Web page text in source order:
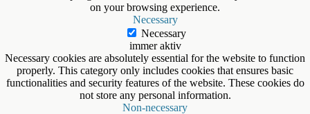
on your browsing experience.
Necessary
Necessary
immer aktiv
Necessary cookies are absolutely essential for the website to function
properly. This category only includes cookies that ensures basic
functionalities and security features of the website. These cookies do
not store any personal information.
Non-necessary